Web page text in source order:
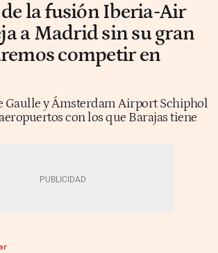
la fusión Iberia-Air
a Madrid sin su gran
competir en
Gaulle y Ámsterdam Airport Schiphol
con los que Barajas tiene